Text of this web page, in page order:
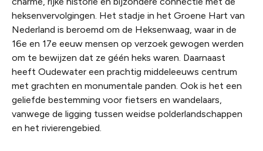
heksenvervolgingen. Het stadje in het Groene Hart van
Nederland is beroemd om de Heksenwaag, waar in de
16e en 17e eeuw mensen op verzoek gewogen werden
om te bewijzen dat ze géén heks waren. Daarnaast
heeft Oudewater een prachtig middeleeuws centrum
met grachten en monumentale panden. Ook is het een
geliefde bestemming voor fietsers en wandelaars,
vanwege de ligging tussen weidse polderlandschappen
en het rivierengebied.